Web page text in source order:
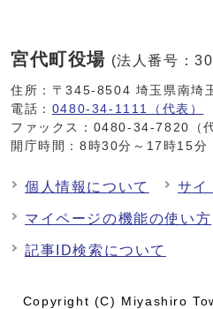
宮代町役場 (法人番号：
住所：〒345-8504 埼玉県南埼
電話： 0480-34-1111（代表）
ファックス：0480-34-7820（
開庁時間：8時30分～17時15分
個人情報について サイ
マイページの機能の使い方
記事ID検索について
Copyright (C) Miyashiro